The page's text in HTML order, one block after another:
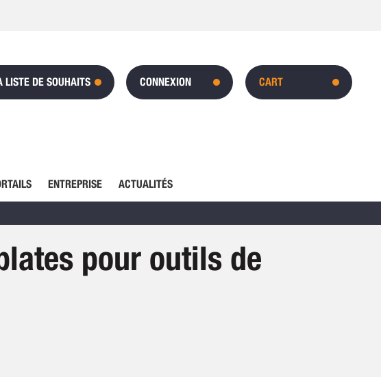
CART
LISTE DE SOUHAITS CONNEXION
ENTREPRISE ACTUALITÉS
pour outils de